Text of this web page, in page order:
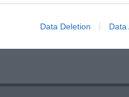
Data Deletion Data
consiglio comunale valerio